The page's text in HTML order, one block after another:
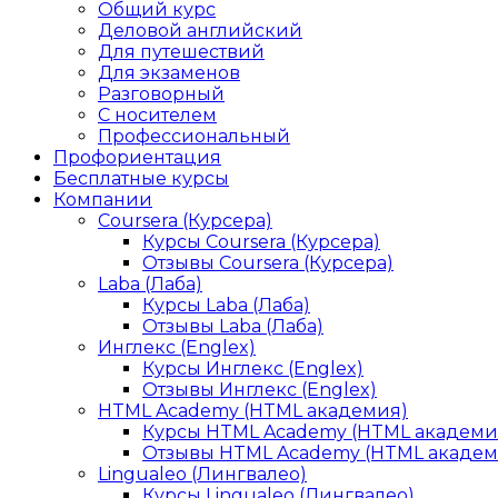
Общий курс
Деловой английский
Для путешествий
Для экзаменов
Разговорный
С носителем
Профессиональный
Профориентация
Бесплатные курсы
Компании
Coursera (Курсера)
Курсы Coursera (Курсера)
Отзывы Coursera (Курсера)
Laba (Лаба)
Курсы Laba (Лаба)
Отзывы Laba (Лаба)
Инглекс (Englex)
Курсы Инглекс (Englex)
Отзывы Инглекс (Englex)
HTML Academy (HTML академия)
Курсы HTML Academy (HTML
Отзывы HTML Academy (HTML
Lingualeo (Лингвалео)